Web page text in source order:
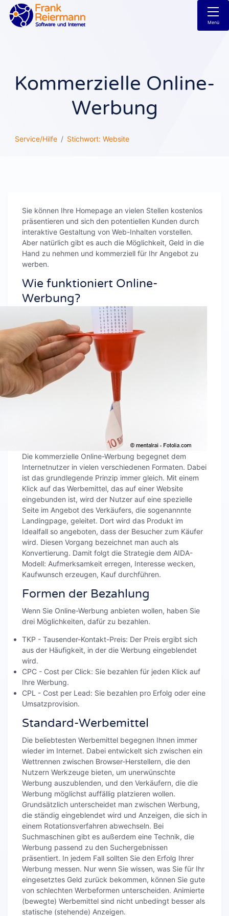
Menü
Kommerzielle Online-
Werbung
Service/Hilfe Stichwort: Website
Sie können Ihre Homepage an vielen Stellen kostenlos
präsentieren und sich den potentiellen Kunden durch
interaktive Gestaltung von Web-Inhalten vorstellen.
Aber natürlich gibt es auch die Möglichkeit, Geld in die
Hand zu nehmen und kommerziell für Ihr Angebot zu
werben.
Wie funktioniert Online-
Werbung?
Die kommerzielle Online-Werbung begegnet dem
Internetnutzer in vielen verschiedenen Formaten. Dabei
ist das grundlegende Prinzip immer gleich. Mit einem
Klick auf das Werbemittel, das auf einer Website
eingebunden ist, wird der Nutzer auf eine spezielle
Seite im Angebot des Verkäufers, die sogenannnte
Landingpage, geleitet. Dort wird das Produkt im
Idealfall so angeboten, dass der Besucher zum Käufer
wird. Diesen Vorgang bezeichnet man auch als
Konvertierung. Damit folgt die Strategie dem AIDA-
Modell: Aufmerksamkeit erregen, Interesse wecken,
Kaufwunsch erzeugen, Kauf durchführen.
Formen der Bezahlung
Wenn Sie Online-Werbung anbieten wollen, haben Sie
drei Möglichkeiten, dafür zu bezahlen.
TKP - Tausender-Kontakt-Preis: Der Preis ergibt sich
aus der Häufigkeit, in der die Werbung eingeblendet
wird.
CPC - Cost per Click: Sie bezahlen für jeden Klick auf
Ihre Werbung.
CPL - Cost per Lead: Sie bezahlen pro Erfolg oder eine
Umsatzprovision.
Standard-Werbemittel
Die beliebtesten Werbemittel begegnen Ihnen immer
wieder im Internet. Dabei entwickelt sich zwischen ein
Wettrennen zwischen Browser-Herstellern, die den
Nutzern Werkzeuge bieten, um unerwünschte
Werbung auszublenden, und den Verkäufern, die die
Werbung möglichst auffällig platzieren wollen.
Grundsätzlich unterscheidet man zwischen Werbung,
die ständig eingeblendet wird und Anzeigen, die sich in
einem Rotationsverfahren abwechseln. Bei
Suchmaschinen gibt es außerdem eine Technik, die
Werbung passend zu den Suchergebnissen
präsentiert. In jedem Fall sollten Sie den Erfolg Ihrer
Werbung messen. Nur wenn Sie wissen, was Sie für Ihr
eingesetztes Geld zurück bekommen, können Sie gute
von schlechten Werbeformen unterscheiden. Animierte
(bewegte) Werbemittel sind nicht unbedingt besser als
statische (stehende) Anzeigen.